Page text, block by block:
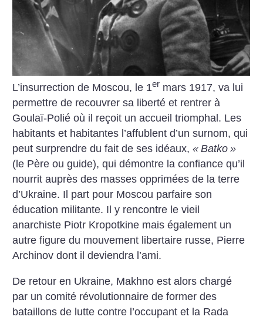
L’insurrection de Moscou, le 1er mars 1917, va lui
permettre de recouvrer sa liberté et rentrer à
Goulaï-Polié où il reçoit un accueil triomphal. Les
habitants et habitantes l’affublent d’un surnom, qui
peut surprendre du fait de ses idéaux,« Batko »
(le Père ou guide), qui démontre la confiance qu’il
nourrit auprès des masses opprimées de la terre
d’Ukraine. Il part pour Moscou parfaire son
éducation militante. Il y rencontre le vieil
anarchiste Piotr Kropotkine mais également un
autre figure du mouvement libertaire russe, Pierre
Archinov dont il deviendra l’ami.
De retour en Ukraine, Makhno est alors chargé
par un comité révolutionnaire de former des
bataillons de lutte contre l’occupant et la Rada